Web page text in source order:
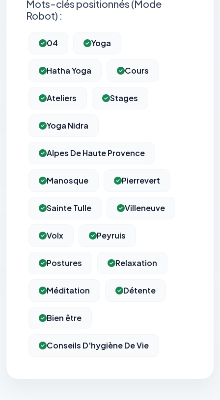
Mots-clés positionnés (Mode
Robot) :
04 Yoga
Hatha Yoga Cours
Ateliers Stages
Yoga Nidra
Alpes De Haute Provence
Manosque Pierrevert
Sainte Tulle Villeneuve
Volx Peyruis
Postures Relaxation
Méditation Détente
Bien être
Conseils D'hygiène De Vie